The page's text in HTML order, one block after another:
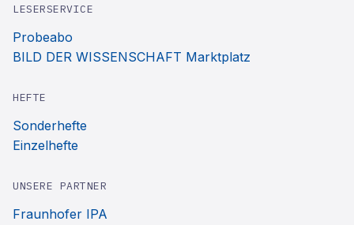
LESERSERVICE
Probeabo
BILD DER WISSENSCHAFT Marktplatz
HEFTE
Sonderhefte
Einzelhefte
UNSERE PARTNER
Fraunhofer IPA